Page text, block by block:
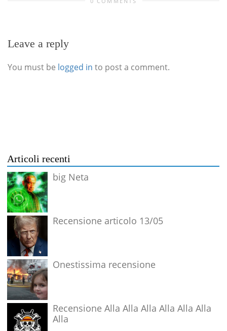
Leave a reply
You must be logged in to post a comment.
Articoli recenti
big Neta
Recensione articolo 13/05
Onestissima recensione
Recensione Alla Alla Alla Alla Alla Alla
Alla